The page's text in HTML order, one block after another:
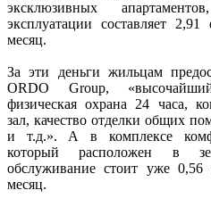
эксклюзивных
эксплуатации составляет
месяц.
За эти деньги жильцам
ORDO Group,
физическая охрана 24 часа,
зал, качество отделки общих
и т.д.». А в комплексе
который расположен в
обслуживание стоит уже
месяц.